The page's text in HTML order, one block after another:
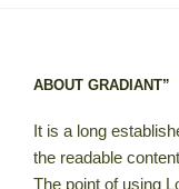
ABOUT GRADIANT”
It is a long
the readable
The point of using